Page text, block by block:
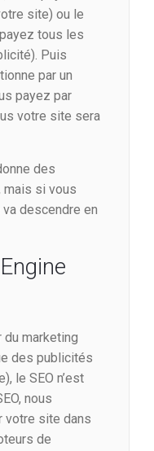
site) ou le
tous les
Puis
par un
payez par
votre site sera
des
si vous
descendre en
du marketing
des publicités
le SEO n’est
nous
votre site dans
de